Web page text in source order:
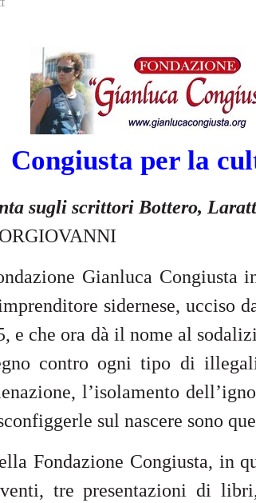
Congiusta per la
sugli scrittori Bottero,
Gianluca Congiusta
sidernese, ucciso
e che ora dà il nome al
contro ogni tipo di
l’isolamento
sul nascere sono
Fondazione Congiusta, in
tre presentazioni di